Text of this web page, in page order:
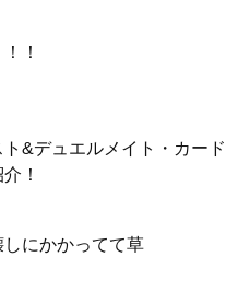
！
&デュエルメイト・カー
！
にかかってて草